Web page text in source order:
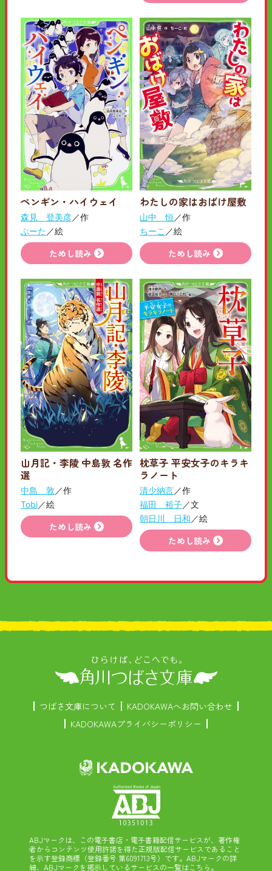
ペンギン・ハイウェイ
森見 登美彦／作
ぶーた ／絵
ためし読み
わたしの家はおばけ屋敷
山中 恒 ／作
ちーこ ／絵
ためし読み
山月記・李陵 中島敦 名作
選
中島 敦 ／作
Tobi／絵
ためし読み
枕草子 平安女子のキラキ
ラノート
清少納言／作
福田 裕子／文
朝日川 日和 ／絵
ためし読み
つばさ文庫について
KADOKAWAへお問い合わせ
KADOKAWAプライバシーポリシー
ABJマークは、この電子書店・電子書籍配信サービスが、著作権
者からコンテンツ使用許諾を得た正規版配信サービスであること
を示す登録商標（登録番号 第6091713号）です。ABJマークの詳
細、ABJマークを掲示しているサービスの一覧はこちら。